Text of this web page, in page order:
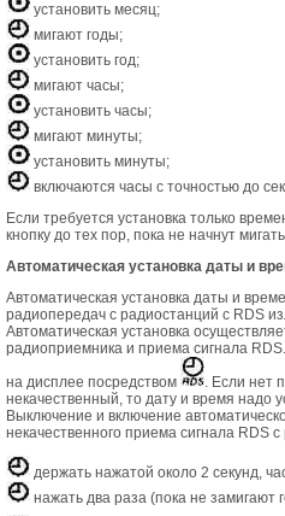
установить месяц;
мигают годы;
установить год;
мигают часы;
установить часы;
мигают минуты;
установить минуты;
включаются часы с точностью до
Если требуется установка только
кнопку до тех пор, пока не начнут
Автоматическая установка даты и
Автоматическая установка даты и
радиопередач с радиостанций с RDS
Автоматическая установка
радиоприемника и приема сигнала
на дисплее посредством
. Если нет
некачественный, то дату и время надо
Выключение и включение
некачественного приема сигнала RDS
держать нажатой около 2 секунд,
нажать два раза (пока не замигают